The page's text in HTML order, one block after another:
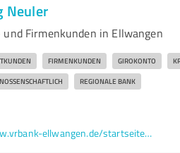
Neuler
Firmenkunden in Ellwangen
FIRMENKUNDEN GIROKONTO
REGIONALE BANK
www.vrbank-ellwangen.de/startseite.html